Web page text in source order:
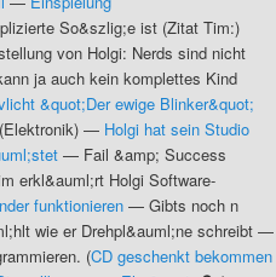
So&szlig;e ist (Zitat Tim:)
von Holgi: Nerds sind nicht
ja auch kein komplettes Kind
&quot;Der ewige Blinker&quot;
— Holgi hat sein Studio
— Fail &amp; Success
erkl&auml;rt Holgi Software-
funktionieren — Gibts noch n
wie er Drehpl&auml;ne schreibt —
(CD geschenkt bekommen